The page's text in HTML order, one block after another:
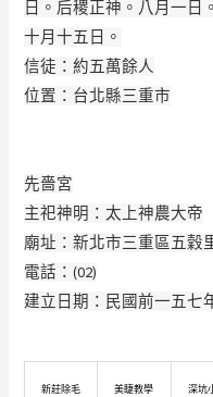
日。后稷正神。八月一日
十月­十­五日。
信徒：約五萬餘人
位置：台北縣三重市
先嗇宮
主祀神明：太上神農大帝
廟址：新北市三重區五穀
電話：(02)
建立日期：民國前一五七
新莊除毛 美睫教學 深坑